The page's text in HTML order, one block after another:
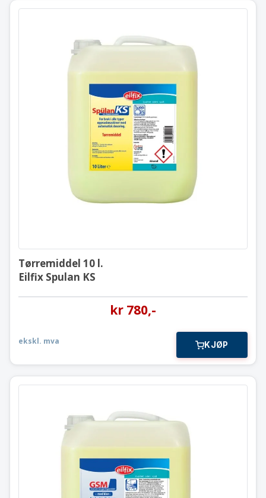
Tørremiddel 10 l.
Eilfix Spulan KS
Tørremiddel 10 l.
Eilfix Spulan KS
kr 780,-
ekskl. mva KJØP